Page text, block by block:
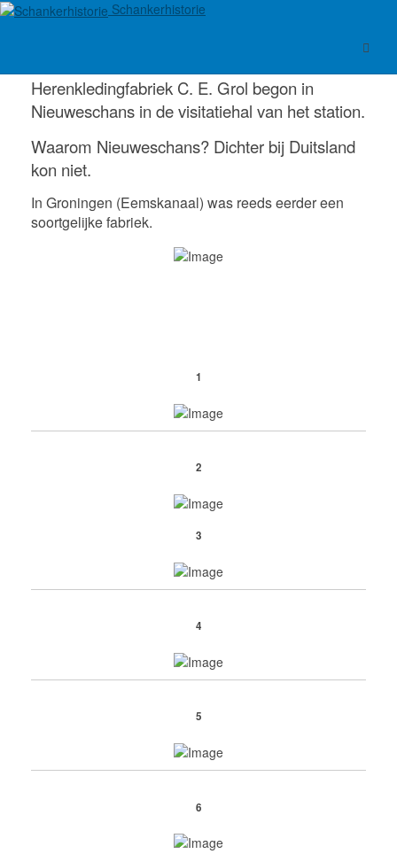
Schankerhistorie
Herenkledingfabriek C. E. Grol begon in
Nieuweschans in de visitatiehal van het station.
Waarom Nieuweschans? Dichter bij Duitsland
kon niet.
In Groningen (Eemskanaal) was reeds eerder een
soortgelijke fabriek.
1
2
3
4
5
6